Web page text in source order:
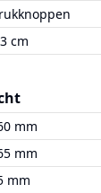
cm
mm
mm
mm